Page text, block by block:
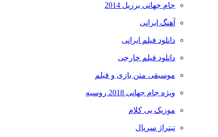
جام جهانی برزیل 2014
آهنگ ایرانی
دانلود فیلم ایرانی
دانلود فیلم خارجی
موسیقی متن بازی و فیلم
ویژه جام جهانی 2018 روسیه
موزیک بی کلام
تیتراژ سریال